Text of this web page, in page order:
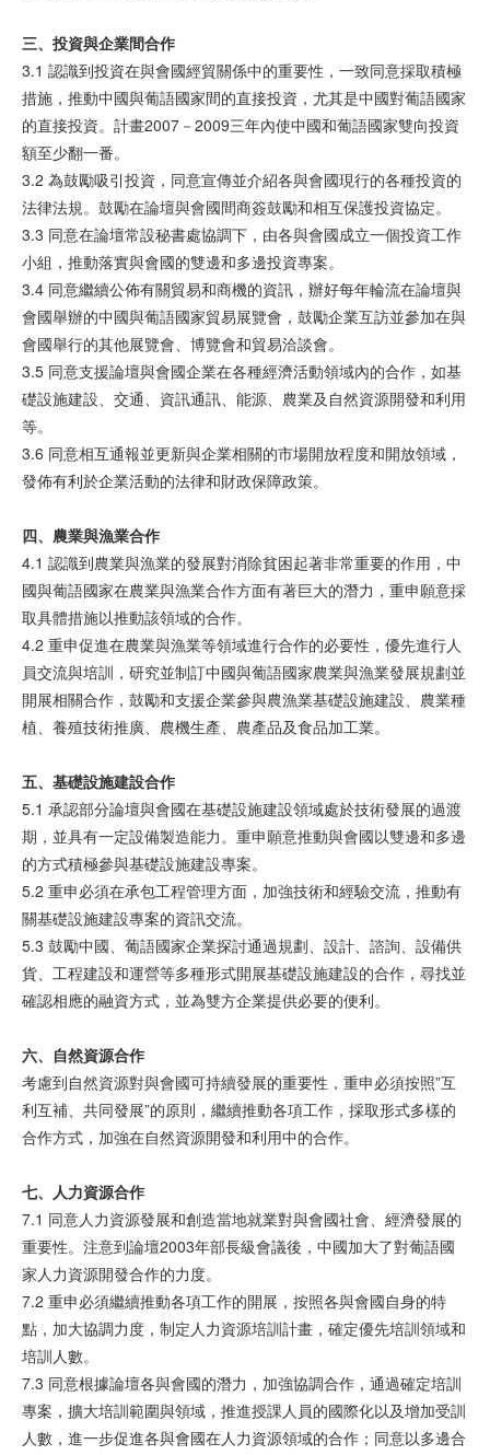
三、投資與企業間合作
3.1 認識到投資在與會國經貿關係中的重要性，一致同意採取積極
措施，推動中國與葡語國家間的直接投資，尤其是中國對葡語國家
的直接投資。計畫2007－2009三年內使中國和葡語國家雙向投資
額至少翻一番。
3.2 為鼓勵吸引投資，同意宣傳並介紹各與會國現行的各種投資的
法律法規。鼓勵在論壇與會國間商簽鼓勵和相互保護投資協定。
3.3 同意在論壇常設秘書處協調下，由各與會國成立一個投資工作
小組，推動落實與會國的雙邊和多邊投資專案。
3.4 同意繼續公佈有關貿易和商機的資訊，辦好每年輪流在論壇與
會國舉辦的中國與葡語國家貿易展覽會，鼓勵企業互訪並參加在與
會國舉行的其他展覽會、博覽會和貿易洽談會。
3.5 同意支援論壇與會國企業在各種經濟活動領域內的合作，如基
礎設施建設、交通、資訊通訊、能源、農業及自然資源開發和利用
等。
3.6 同意相互通報並更新與企業相關的市場開放程度和開放領域，
發佈有利於企業活動的法律和財政保障政策。
四、 農業與漁業合作
4.1 認識到農業與漁業的發展對消除貧困起著非常重要的作用，中
國與葡語國家在農業與漁業合作方面有著巨大的潛力，重申願意採
取具體措施以推動該領域的合作。
4.2 重申促進在農業與漁業等領域進行合作的必要性，優先進行人
員交流與培訓，研究並制訂中國與葡語國家農業與漁業發展規劃並
開展相關合作，鼓勵和支援企業參與農漁業基礎設施建設、農業種
植、養殖技術推廣、農機生產、農產品及食品加工業。
五、基礎設施建設合作
5.1 承認部分論壇與會國在基礎設施建設領域處於技術發展的過渡
期，並具有一定設備製造能力。重申願意推動與會國以雙邊和多邊
的方式積極參與基礎設施建設專案。
5.2 重申必須在承包工程管理方面，加強技術和經驗交流，推動有
關基礎設施建設專案的資訊交流。
5.3 鼓勵中國、葡語國家企業探討通過規劃、設計、諮詢、設備供
貨、工程建設和運營等多種形式開展基礎設施建設的合作，尋找並
確認相應的融資方式，並為雙方企業提供必要的便利。
六、自然資源合作
考慮到自然資源對與會國可持續發展的重要性，重申必須按照”互
利互補、共同發展”的原則，繼續推動各項工作，採取形式多樣的
合作方式，加強在自然資源開發和利用中的合作。
七、人力資源合作
7.1 同意人力資源發展和創造當地就業對與會國社會、經濟發展的
重要性。注意到論壇2003年部長級會議後，中國加大了對葡語國
家人力資源開發合作的力度。
7.2 重申必須繼續推動各項工作的開展，按照各與會國自身的特
點，加大協調力度，制定人力資源培訓計畫，確定優先培訓領域和
培訓人數。
7.3 同意根據論壇各與會國的潛力，加強協調合作，通過確定培訓
專案，擴大培訓範圍與領域，推進授課人員的國際化以及增加受訓
人數，進一步促進各與會國在人力資源領域的合作；同意以多邊合